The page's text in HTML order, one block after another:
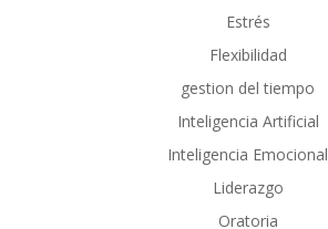
Estrés
Flexibilidad
gestion del tiempo
Inteligencia Artificial
Inteligencia Emocional
Liderazgo
Oratoria